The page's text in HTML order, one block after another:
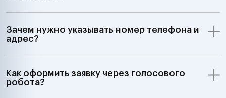
Зачем нужно указывать номер телефона и
адрес?
Как оформить заявку через голосового
робота?